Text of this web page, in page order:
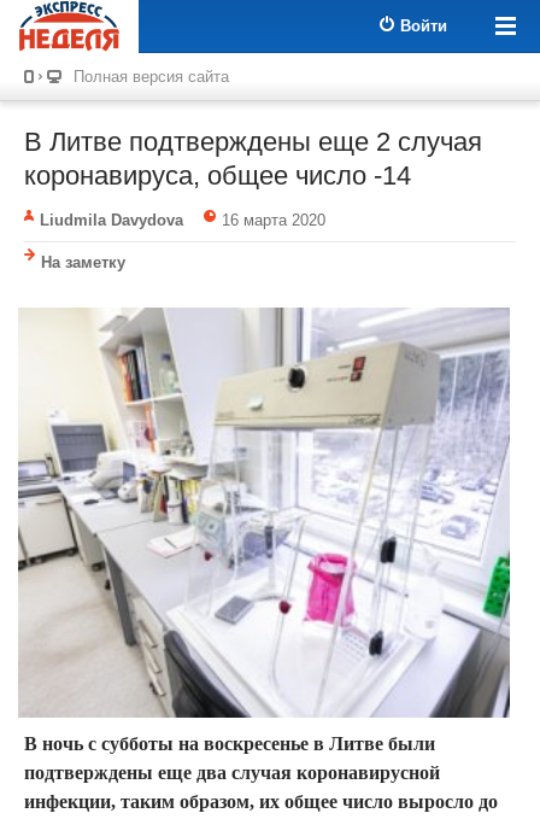
Войти
Полная версия сайта
В Литве подтверждены еще 2 случая
коронавируса, общее число -14
Liudmila Davydova 16 марта 2020
На заметку
В ночь с субботы на воскресенье в Литве были
подтверждены еще два случая коронавирусной
инфекции, таким образом, их общее число выросло до